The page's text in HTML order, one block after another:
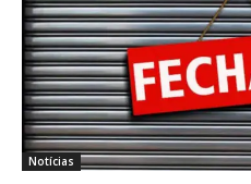
Notícias